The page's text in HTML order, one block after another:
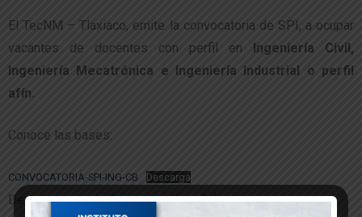
El TecNM – Tlaxiaco, emite la convocatoria de SPI, a ocupar
vacantes de docentes con perfil en Ingeniería Civil,
Ingeniería Mecatrónica e Ingeniería Industrial o perfil
afín.
Conoce las bases:
CONVOCATORIA-SPI-ING-CB Descarga
Departamento de Comunicación y Difusión.